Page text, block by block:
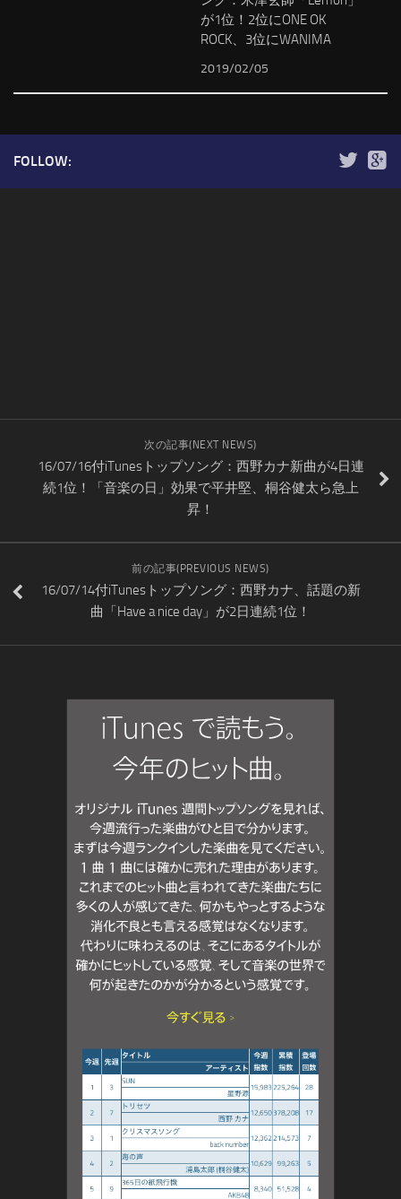
が1位！2位にONE OK
ROCK、3位にWANIMA
2019/02/05
FOLLOW:
次の記事(NEXT NEWS)
16/07/16付iTunesトップソング：西野カナ新曲が4日連
続1位！「音楽の日」効果で平井堅、桐谷健太ら急上
昇！
前の記事(PREVIOUS NEWS)
16/07/14付iTunesトップソング：西野カナ、話題の新
曲「Have a nice day」が2日連続1位！